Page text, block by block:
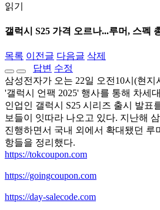
읽기
갤럭시 S25 가격 오르나...루머, 스펙
목록 이전글 다음글 삭제
답변 수정
삼성전자가 오는 22일 오전10시(현지
'갤럭시 언팩 2025' 행사를 통해 차세
인업인 갤럭시 S25 시리즈 출시 발표
보들이 잇따라 나오고 있다. 지난해
진행하면서 국내 외에서 확대됐던 루
항들을 정리했다.
https://tokcoupon.com
https://goingcoupon.com
https://day-salecode.com